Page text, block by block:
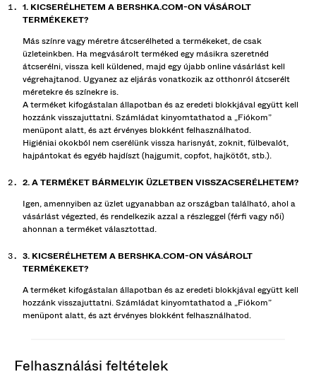
1. KICSERÉLHETEM A BERSHKA.COM-ON VÁSÁROLT
TERMÉKEKET?
Más színre vagy méretre átcserélheted a termékeket, de csak
üzleteinkben. Ha megvásárolt terméked egy másikra szeretnéd
átcserélni, vissza kell küldened, majd egy újabb online vásárlást kell
végrehajtanod. Ugyanez az eljárás vonatkozik az otthonról átcserélt
méretekre és színekre is.
A terméket kifogástalan állapotban és az eredeti blokkjával együtt kell
hozzánk visszajuttatni. Számládat kinyomtathatod a „Fiókom”
menüpont alatt, és azt érvényes blokként felhasználhatod.
Higiéniai okokból nem cserélünk vissza harisnyát, zoknit, fülbevalót,
hajpántokat és egyéb hajdíszt (hajgumit, copfot, hajkötőt, stb.).
2. A TERMÉKET BÁRMELYIK ÜZLETBEN VISSZACSERÉLHETEM?
Igen, amennyiben az üzlet ugyanabban az országban található, ahol a
vásárlást végezted, és rendelkezik azzal a részleggel (férfi vagy női)
ahonnan a terméket választottad.
3. KICSERÉLHETEM A BERSHKA.COM-ON VÁSÁROLT
TERMÉKEKET?
A terméket kifogástalan állapotban és az eredeti blokkjával együtt kell
hozzánk visszajuttatni. Számládat kinyomtathatod a „Fiókom”
menüpont alatt, és azt érvényes blokként felhasználhatod.
felhasználási feltételek